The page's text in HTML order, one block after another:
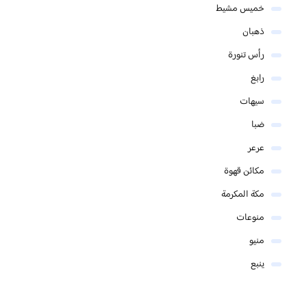
خميس مشيط
ذهبان
رأس تنورة
رابغ
سيهات
ضبا
عرعر
مكائن قهوة
مكة المكرمة
منوعات
منيو
ينبع